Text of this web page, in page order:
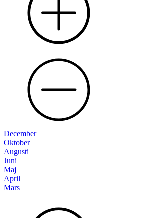
December
Oktober
Augusti
Juni
Maj
April
Mars